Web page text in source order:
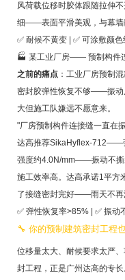
风荷载位移时胶体跟随拉伸
细——表面平滑美观，与幕墙
✅ 耐候不黄变 | ✅ 可涂敷颜
🏭 某工业厂房—— 预制构件
之前的痛点：工业厂房预制
密封胶弹性恢复不够——振动
大但施工队嫌远不愿意来。
"厂房预制构件连接缝一直在
达高推荐SikaHyflex-712——
强度约4.0N/mm——振动不
施工效率高。达高承诺1平
了接缝密封完好——雨天不再
✅ 弹性恢复率>85% | ✅ 振动
🔧 你的预制建筑密封工程
位移量太大、耐候要求太严
封工程，正是广州达高的专